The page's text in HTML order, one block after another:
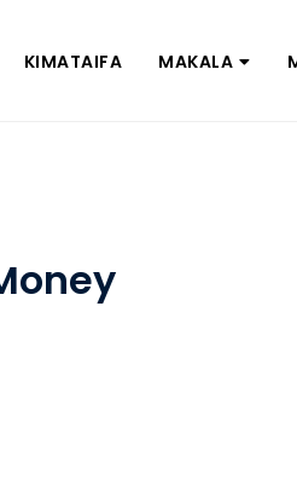
KIMATAIFA MAKALA